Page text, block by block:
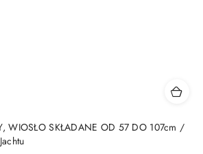
WIOSŁO SKŁADANE OD 57 DO 107cm /